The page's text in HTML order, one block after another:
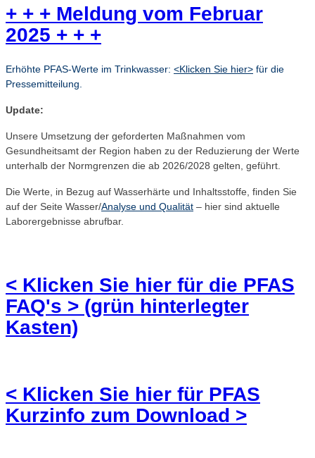
+ + + Meldung vom Februar
2025 + + +
Erhöhte PFAS-Werte im Trinkwasser: <Klicken Sie hier> für die
Pressemitteilung.
Update:
Unsere Umsetzung der geforderten Maßnahmen vom
Gesundheitsamt der Region haben zu der Reduzierung der Werte
unterhalb der Normgrenzen die ab 2026/2028 gelten, geführt.
Die Werte, in Bezug auf Wasserhärte und Inhaltsstoffe, finden Sie
auf der Seite Wasser/Analyse und Qualität – hier sind aktuelle
Laborergebnisse abrufbar.
< Klicken Sie hier für die PFAS
FAQ's > (grün hinterlegter
Kasten)
< Klicken Sie hier für PFAS
Kurzinfo zum Download >